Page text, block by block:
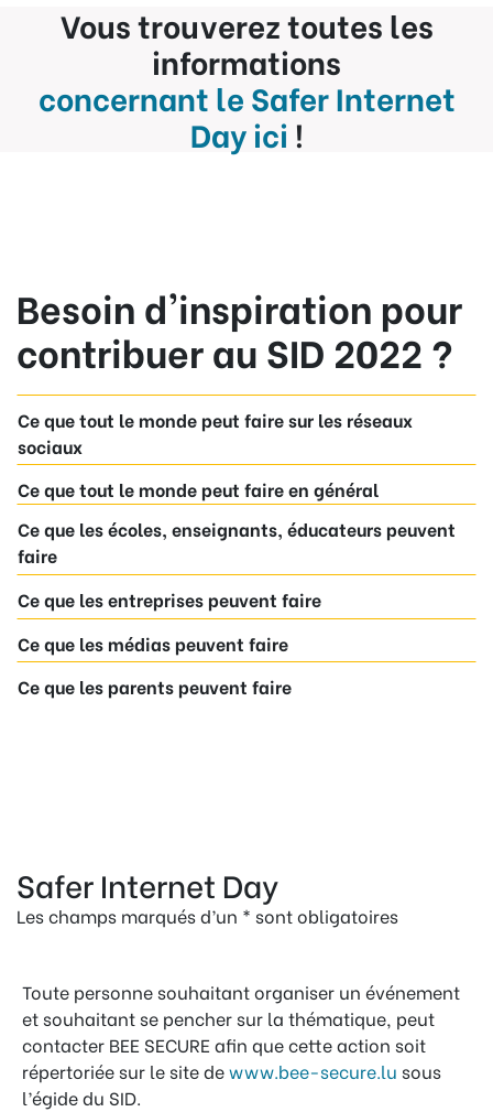
Vous trouverez toutes les
informations
concernant le Safer Internet
Day ici !
Besoin d'inspiration pour
contribuer au SID 2022 ?
Ce que tout le monde peut faire sur les réseaux
sociaux
Ce que tout le monde peut faire en général
Ce que les écoles, enseignants, éducateurs peuvent
faire
Ce que les entreprises peuvent faire
Ce que les médias peuvent faire
Ce que les parents peuvent faire
Safer Internet Day
Les champs marqués d’un * sont obligatoires
Toute personne souhaitant organiser un événement
et souhaitant se pencher sur la thématique, peut
contacter BEE SECURE afin que cette action soit
répertoriée sur le site dewww.bee-secure.lu sous
l’égide du SID.